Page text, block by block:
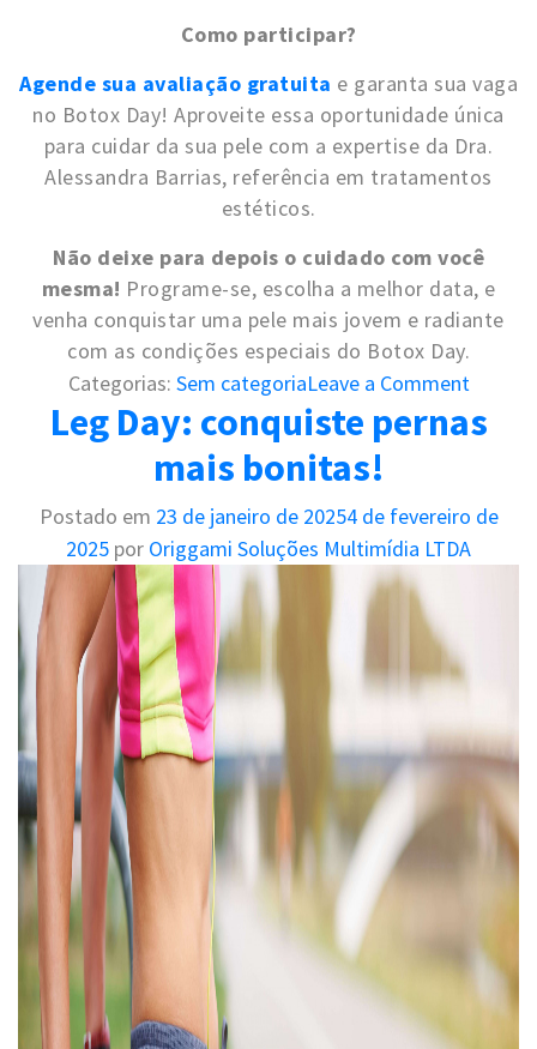
Como participar?
Agende sua avaliação gratuita e garanta sua vaga
no Botox Day! Aproveite essa oportunidade única
para cuidar da sua pele com a expertise da Dra.
Alessandra Barrias, referência em tratamentos
estéticos.
Não deixe para depois o cuidado com você
mesma! Programe-se, escolha a melhor data, e
venha conquistar uma pele mais jovem e radiante
com as condições especiais do Botox Day.
Categorias: Sem categoriaLeave a Commento
n
t
o
r
s
Leg Day: conquiste pernas
mais bonitas!
Postado em 23 de janeiro de 20254 de fevereiro de
2025 por Origgami Soluções Multimídia LTDA